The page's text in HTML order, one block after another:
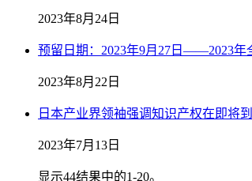
2023年8月24日
预留日期：2023年9月27日——2023年
2023年8月22日
日本产业界领袖强调知识产权在即将
2023年7月13日
显示44结果中的1-20。